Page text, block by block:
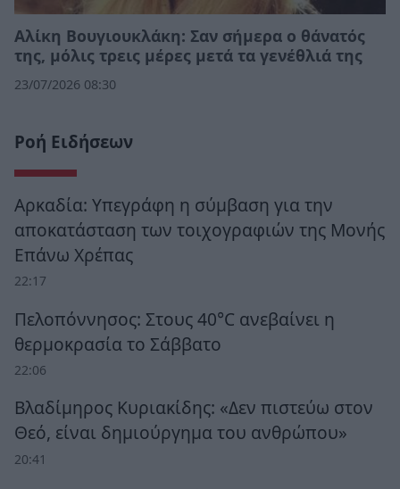
Αλίκη Βουγιουκλάκη: Σαν σήμερα ο θάνατός
της, μόλις τρεις μέρες μετά τα γενέθλιά της
23/07/2026 08:30
Ροή Ειδήσεων
Αρκαδία: Υπεγράφη η σύμβαση για την
αποκατάσταση των τοιχογραφιών της Μονής
Επάνω Χρέπας
22:17
Πελοπόννησος: Στους 40°C ανεβαίνει η
θερμοκρασία το Σάββατο
22:06
Βλαδίμηρος Κυριακίδης: «Δεν πιστεύω στον
Θεό, είναι δημιούργημα του ανθρώπου»
20:41